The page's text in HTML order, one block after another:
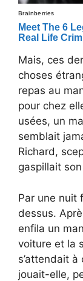
Mais, ces
choses
repas au
pour chez
usées, un
semblait
Richard,
gaspillait
Par une nuit
dessus.
enfila un
voiture et la
s’attendait
jouait-elle,